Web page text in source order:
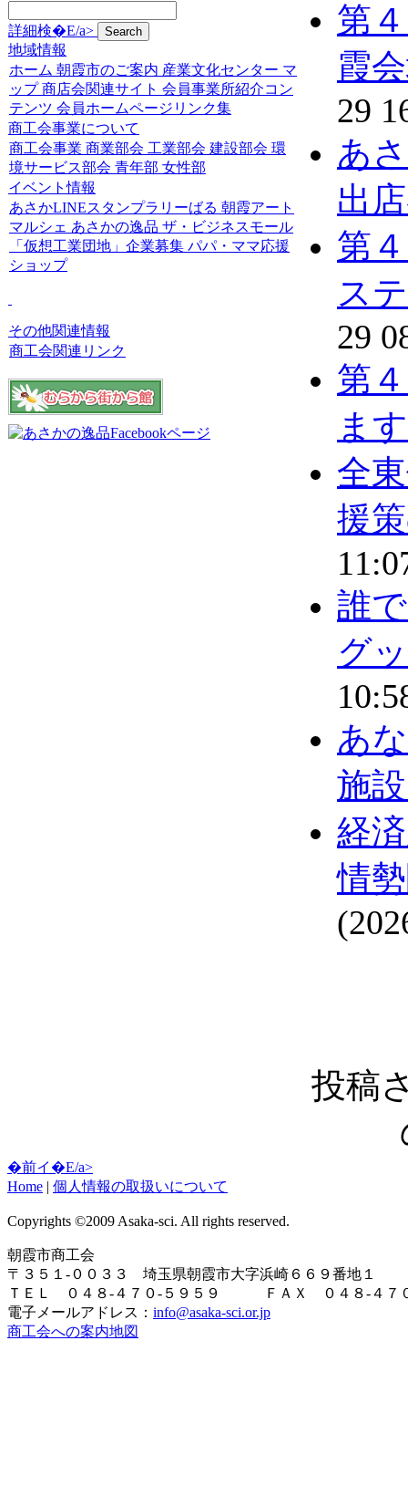
詳細検�E/a>
地域情報
ホーム 朝霞市のご案内 産業文化センター マ
ップ 商店会関連サイト 会員事業所紹介コン
テンツ 会員ホームページリンク集
商工会事業について
商工会事業 商業部会 工業部会 建設部会 環
境サービス部会 青年部 女性部
イベント情報
あさかLINEスタンプラリーばる 朝霞アート
マルシェ あさかの逸品 ザ・ビジネスモール
「仮想工業団地」企業募集 パパ・ママ応援
ショップ
その他関連情報
商工会関連リンク
第
霞
29
あ
出
第
ス
29
第
ま
全
援
誰
グ
あ
施
経
情
投稿
�前イ�E/a>
Home | 個人情報の取扱いについて
Copyrights ©2009 Asaka-sci. All rights reserved.
朝霞市商工会
〒３５１-００３３ 埼玉県朝霞市大字浜崎６６９番地１
ＴＥＬ ０４８-４７０-５９５９ ＦＡＸ ０４８-４７
電子メールアドレス： info@asaka-sci.or.jp
商工会への案内地図